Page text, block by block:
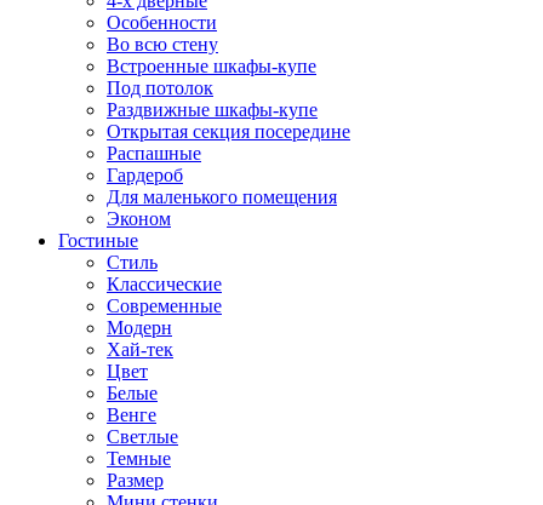
Особенности
Во всю стену
Встроенные шкафы-купе
Под потолок
Раздвижные шкафы-купе
Открытая секция посередине
Распашные
Гардероб
Для маленького помещения
Эконом
Гостиные
Стиль
Классические
Современные
Модерн
Хай-тек
Цвет
Белые
Венге
Светлые
Темные
Размер